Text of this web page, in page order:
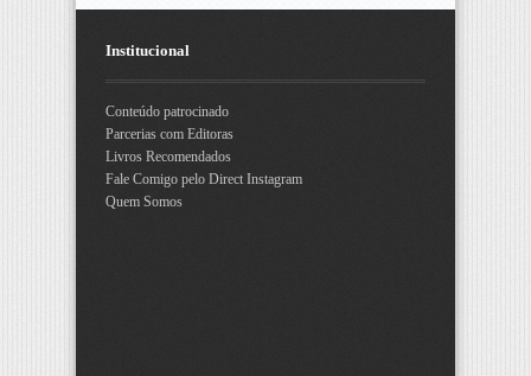
Institucional
Conteúdo patrocinado
Parcerias com Editoras
Livros Recomendados
Fale Comigo pelo Direct Instagram
Quem Somos